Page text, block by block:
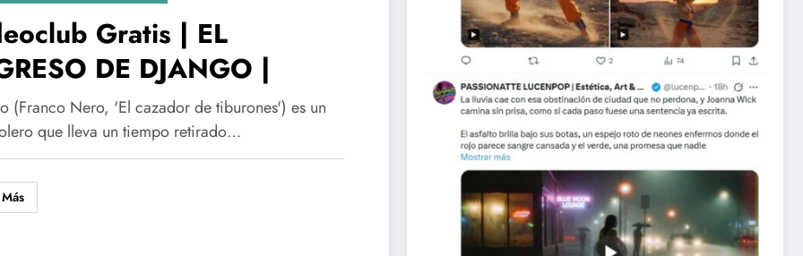
Gratis | EL
DE DJANGO |
(Franco Nero, 'El cazador de tiburones') es un
que lleva un tiempo retirado…